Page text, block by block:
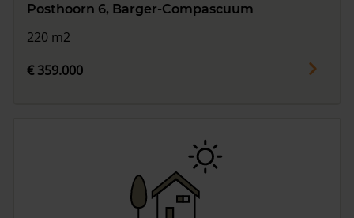
Posthoorn 6, Barger-Compascuum
220 m2
€ 359.000